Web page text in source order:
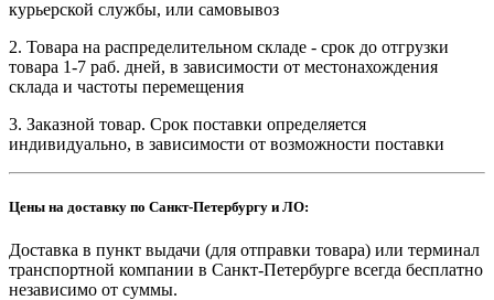
курьерской службы, или самовывоз
2. Товара на распределительном складе - срок до отгрузки
товара 1-7 раб. дней, в зависимости от местонахождения
склада и частоты перемещения
3. Заказной товар. Срок поставки определяется
индивидуально, в зависимости от возможности поставки
Цены на доставку по Санкт-Петербургу и ЛО:
Доставка в пункт выдачи (для отправки товара) или терминал
транспортной компании в Санкт-Петербурге всегда бесплатно
независимо от суммы.